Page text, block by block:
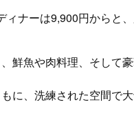
ィナーは9,900円からと
鮮魚や肉料理、そして
に、洗練された空間で